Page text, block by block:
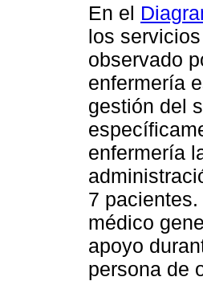
En el
los
observado
enfermería
gestión del
enfermería
7
médico
apoyo
persona de